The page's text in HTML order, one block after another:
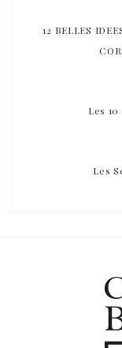
12 BELLES
Les
Les